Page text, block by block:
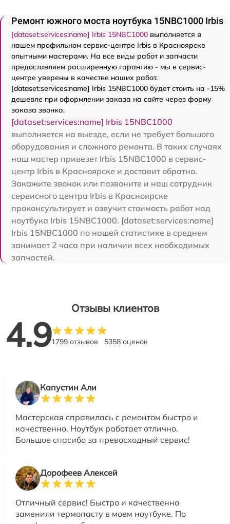
Ремонт южного моста ноутбука 15NBC1000 Irbis
[dataset:services:name] Irbis 15NBC1000 выполняется в
нашем профильном сервис-центре Irbis в Красноярске
опытными мастерами. На все виды работ и запчасти
предоставляем расширенную гарантию - мы в сервис-
центре уверены в качестве наших работ.
[dataset:services:name] Irbis 15NBC1000 будет стоить на -15%
дешевле при оформлении заказа на сайте через форму
заказа звонка.
[dataset:services:name] Irbis 15NBC1000
выполняется на выезде, если не требует большого
оборудования и сложного ремонта. В таких случаях
наш мастер привезет Irbis 15NBC1000 в сервис-
центр Irbis в Красноярске и доставит обратно.
Закажите звонок или позвоните и наш сотрудник
сервисного центра Irbis в Красноярске
проконсультирует и озвучит стоимость работ над
ноутбука Irbis 15NBC1000. [dataset:services:name]
Irbis 15NBC1000 по нашей статистике в среднем
занимает 2 часа при наличии всех необходимых
запчастей.
Отзывы клиентов
4.91799 отзывов 5358 оценок
Капустин Али
Мастерская справилась с ремонтом быстро и
качественно. Ноутбук работает отлично.
Большое спасибо за превосходный сервис!
Дорофеев Алексей
Отличный сервис! Быстро и качественно
заменили термопасту в моем ноутбуке. По